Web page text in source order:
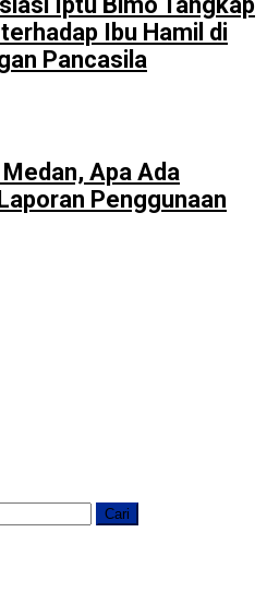
Ibu Hamil di
Pancasila
Medan, Apa Ada
Penggunaan